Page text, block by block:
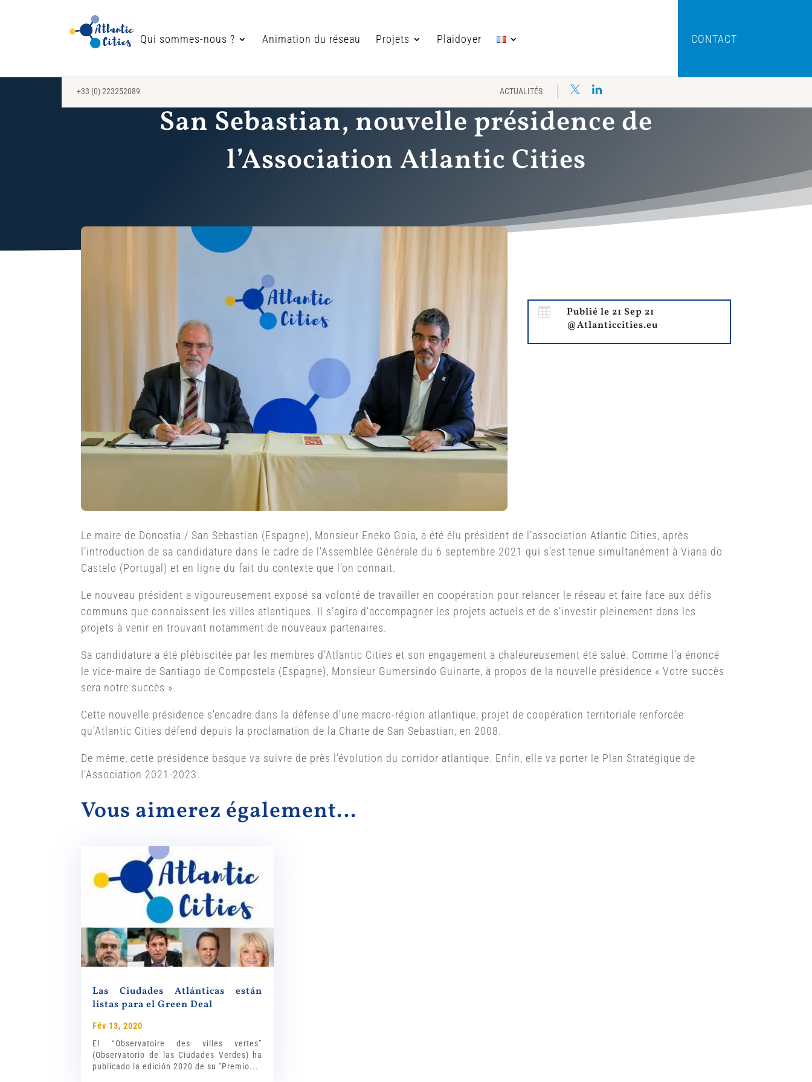
Qui sommes-nous ? Animation du réseau Projets Plaidoyer CONTACT
+33 (0) 223252089 ACTUALITÉS
San Sebastian, nouvelle présidence de
l’Association Atlantic Cities

Publié le 21 Sep 21
@Atlanticcities.eu
Le maire de Donostia / San Sebastian (Espagne), Monsieur Eneko Goia, a été élu président de l’association Atlantic Cities, après
l’introduction de sa candidature dans le cadre de l’Assemblée Générale du 6 septembre 2021 qui s’est tenue simultanément à Viana do
Castelo (Portugal) et en ligne du fait du contexte que l’on connait.
Le nouveau président a vigoureusement exposé sa volonté de travailler en coopération pour relancer le réseau et faire face aux défis
communs que connaissent les villes atlantiques. Il s’agira d’accompagner les projets actuels et de s’investir pleinement dans les
projets à venir en trouvant notamment de nouveaux partenaires.
Sa candidature a été plébiscitée par les membres d’Atlantic Cities et son engagement a chaleureusement été salué. Comme l’a énoncé
le vice-maire de Santiago de Compostela (Espagne), Monsieur Gumersindo Guinarte, à propos de la nouvelle présidence « Votre succès
sera notre succès ».
Cette nouvelle présidence s’encadre dans la défense d’une macro-région atlantique, projet de coopération territoriale renforcée
qu’Atlantic Cities défend depuis la proclamation de la Charte de San Sebastian, en 2008.
De même, cette présidence basque va suivre de près l’évolution du corridor atlantique. Enfin, elle va porter le Plan Stratégique de
l’Association 2021-2023.
Vous aimerez également…
Las Ciudades Atlánticas están
listas para el Green Deal
Fév 13, 2020
El “Observatoire des villes vertes”
(Observatorio de las Ciudades Verdes) ha
publicado la edición 2020 de su "Premio...